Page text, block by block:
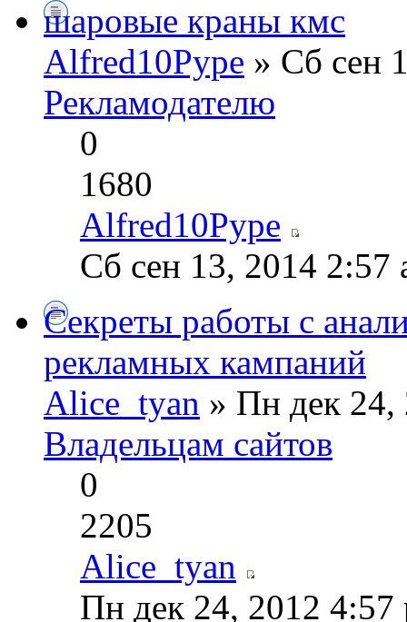
шаровые краны кмс
Alfred10Pype » Сб сен
Рекламодателю
0
1680
Alfred10Pype
Сб сен 13, 2014 2:57
Секреты работы с
рекламных кампаний
Alice_tyan » Пн дек 24,
Владельцам сайтов
0
2205
Alice_tyan
Пн дек 24, 2012 4:57